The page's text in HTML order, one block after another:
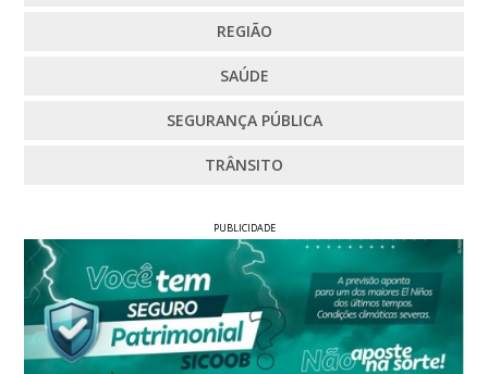
REGIÃO
SAÚDE
SEGURANÇA PÚBLICA
TRÂNSITO
PUBLICIDADE